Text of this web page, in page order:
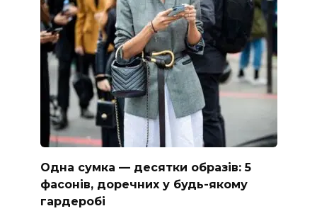
Одна сумка — десятки образів: 5
фасонів, доречних у будь-якому
гардеробі